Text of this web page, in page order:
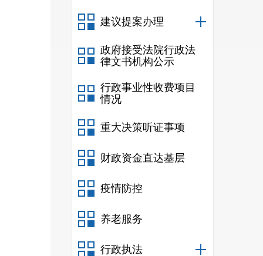
建议提案办理
政府接受法院行政法
律文书机构公示
行政事业性收费项目
情况
重大决策听证事项
财政资金直达基层
疫情防控
养老服务
行政执法